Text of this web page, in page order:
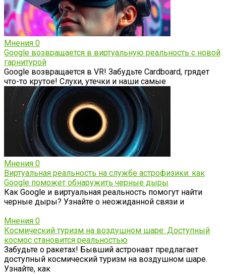
Мнения 0
Google возвращается в виртуальную реальность с новой
гарнитурой
Google возвращается в VR! Забудьте Cardboard, грядет
что-то крутое! Слухи, утечки и наши самые
Мнения 0
Виртуальная реальность на службе астрофизики: как
Google поможет обнаружить черные дыры
Как Google и виртуальная реальность помогут найти
черные дыры? Узнайте о неожиданной связи и
Мнения 0
Космический туризм на воздушном шаре: Доступный
космос становится реальностью
Забудьте о ракетах! Бывший астронавт предлагает
доступный космический туризм на воздушном шаре.
Узнайте, как